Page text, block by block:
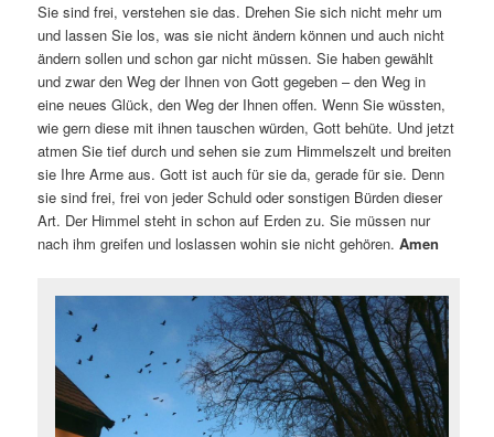
Sie sind frei, verstehen sie das. Drehen Sie sich nicht mehr um
und lassen Sie los, was sie nicht ändern können und auch nicht
ändern sollen und schon gar nicht müssen. Sie haben gewählt
und zwar den Weg der Ihnen von Gott gegeben – den Weg in
eine neues Glück, den Weg der Ihnen offen. Wenn Sie wüssten,
wie gern diese mit ihnen tauschen würden, Gott behüte. Und jetzt
atmen Sie tief durch und sehen sie zum Himmelszelt und breiten
sie Ihre Arme aus. Gott ist auch für sie da, gerade für sie. Denn
sie sind frei, frei von jeder Schuld oder sonstigen Bürden dieser
Art. Der Himmel steht in schon auf Erden zu. Sie müssen nur
nach ihm greifen und loslassen wohin sie nicht gehören.Amen